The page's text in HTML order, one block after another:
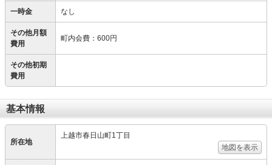
一時金 なし
その他月額
費用
町内会費 ： 600円
その他初期
費用
基本情報
所在地
上越市春日山町1丁目
地図を表示